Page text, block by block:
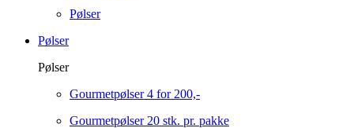
Pølser
Pølser
Pølser
Gourmetpølser 4 for 200,-
Gourmetpølser 20 stk. pr. pakke